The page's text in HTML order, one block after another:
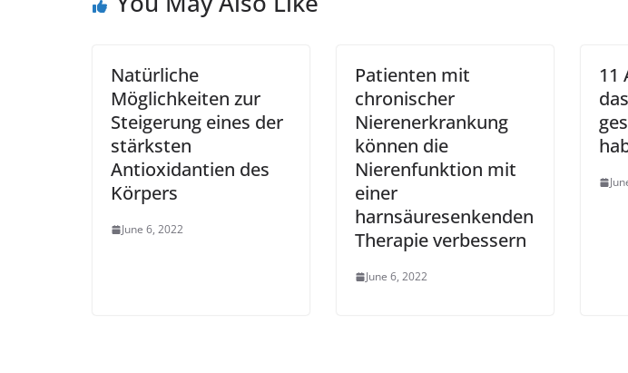
Natürliche
Möglichkeiten zur
Steigerung eines der
stärksten
Antioxidantien des
Körpers
June 6, 2022
Patienten mit
chronischer
Nierenerkrankung
können die
Nierenfunktion mit
einer
harnsäuresenkenden
Therapie verbessern
June 6, 2022
11